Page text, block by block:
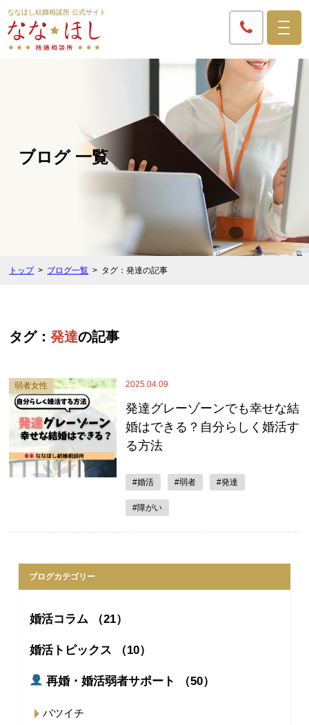
ななほし結婚相談所 公式サイト
ブログ 一覧
トップ ブログ一覧 タグ：発達の記事
タグ：発達の記事
2025.04.09
弱者女性
発達グレーゾーンでも幸せな結
婚はできる？自分らしく婚活す
る方法
#婚活 #弱者 #発達
#障がい
ブログカテゴリー
婚活コラム （21）
婚活トピックス （10）
再婚・婚活弱者サポート （50）
バツイチ